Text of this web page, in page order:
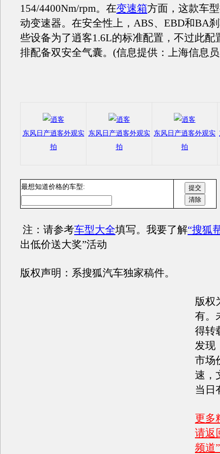
154/4400Nm/rpm。在变速箱方面，这款车
动变速器。在安全性上，ABS、EBD和BA
些设备为了逍客1.6L的标准配置，不过此配
排配备双安全气囊。(信息提供：上海信息
东风日产逍客外观实
拍
东风日产逍客外观实
拍
东风日产逍客外观实
拍
最想知道价格的车型:
注：请参考车型大全填写。我要了解“搜狐
出低价送大奖”活动
版权声明：系搜狐汽车独家稿件。
版权
有。
得转
发现
市场
速，
当日
更多
请返
频道”